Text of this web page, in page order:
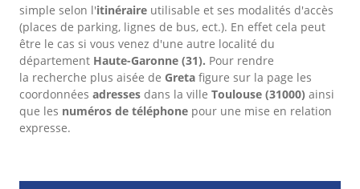
simple selon l'itinéraire utilisable et ses modalités d'accès
(places de parking, lignes de bus, ect.). En effet cela peut
être le cas si vous venez d'une autre localité du
département Haute-Garonne (31). Pour rendre
la recherche plus aisée de Greta figure sur la page les
coordonnées adresses dans la ville Toulouse (31000) ainsi
que les numéros de téléphone pour une mise en relation
expresse.